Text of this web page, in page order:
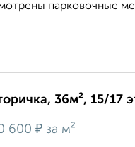
парковочные
36м², 15/17
600 ₽ за м²